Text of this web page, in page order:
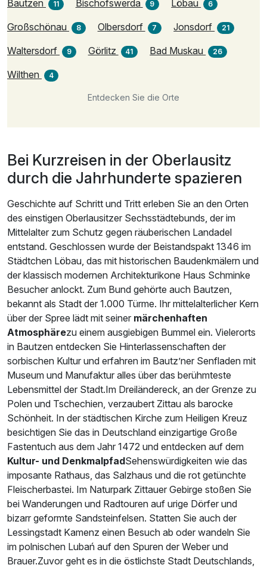
Bautzen 11 Bischofswerda 9 Löbau 6
Großschönau 8 Olbersdorf 7 Jonsdorf 21
Waltersdorf 9 Görlitz 41 Bad Muskau 26
Wilthen 4
Entdecken Sie die Orte
Bei Kurzreisen in der Oberlausitz
durch die Jahrhunderte spazieren
Geschichte auf Schritt und Tritt erleben Sie an den Orten
des einstigen Oberlausitzer Sechsstädtebunds, der im
Mittelalter zum Schutz gegen räuberischen Landadel
entstand. Geschlossen wurde der Beistandspakt 1346 im
Städtchen Löbau, das mit historischen Baudenkmälern und
der klassisch modernen Architekturikone Haus Schminke
Besucher anlockt. Zum Bund gehörte auch Bautzen,
bekannt als Stadt der 1.000 Türme. Ihr mittelalterlicher Kern
über der Spree lädt mit seiner märchenhaften
Atmosphärezu einem ausgiebigen Bummel ein. Vielerorts
in Bautzen entdecken Sie Hinterlassenschaften der
sorbischen Kultur und erfahren im Bautz’ner Senfladen mit
Museum und Manufaktur alles über das berühmteste
Lebensmittel der Stadt.Im Dreiländereck, an der Grenze zu
Polen und Tschechien, verzaubert Zittau als barocke
Schönheit. In der städtischen Kirche zum Heiligen Kreuz
besichtigen Sie das in Deutschland einzigartige Große
Fastentuch aus dem Jahr 1472 und entdecken auf dem
Kultur- und DenkmalpfadSehenswürdigkeiten wie das
imposante Rathaus, das Salzhaus und die rot getünchte
Fleischerbastei. Im Naturpark Zittauer Gebirge stoßen Sie
bei Wanderungen und Radtouren auf urige Dörfer und
bizarr geformte Sandsteinfelsen. Statten Sie auch der
Lessingstadt Kamenz einen Besuch ab oder wandeln Sie
im polnischen Lubań auf den Spuren der Weber und
Brauer.Zuvor geht es in die östlichste Stadt Deutschlands,